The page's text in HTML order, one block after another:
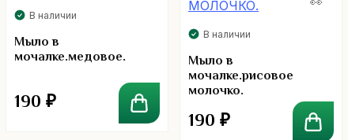
В наличии
Мыло в
мочалке.медовое.
190 ₽
В наличии
Мыло в
мочалке.рисовое
молочко.
190 ₽